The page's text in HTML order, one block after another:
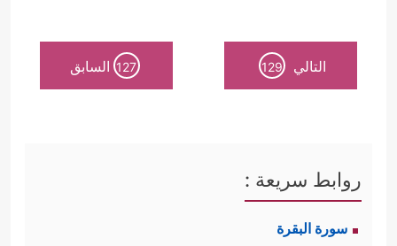
التالي 129
127 السابق
روابط سريعة :
سورة البقرة